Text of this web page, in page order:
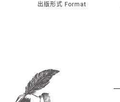
出版形式 Format